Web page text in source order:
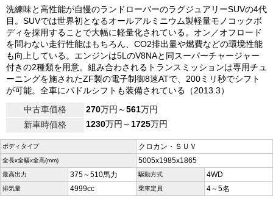
洗練味と高性能が自慢のランドローバーのラグジュアリーSUVの4代
目。SUVでは世界初となるオールアルミニウム製軽量モノコックボ
ディを採用することで大幅に軽量化されている。オン／オフロード
を問わない走行性能はもちろん、CO2排出量や燃費などの環境性能
も向上している。エンジンは5LのV8NAと同スーパーチャージャー
付きの2種類を用意。組み合わされるトランスミッションは専用チュ
ーニングを施されたZF製の電子制御8速ATで、200ミリ秒でシフト
が可能。全車にパドルシフトも装備されている（2013.3）
中古車価格
270万円～561万円
新車時価格
1230万円～1725万円
ボディタイプ クロカン・ＳＵＶ
全長x全幅x全高(mm) 5005x1985x1865
最高出力 375～510馬力 駆動方式 4WD
排気量 4999cc 乗車定員 4～5名